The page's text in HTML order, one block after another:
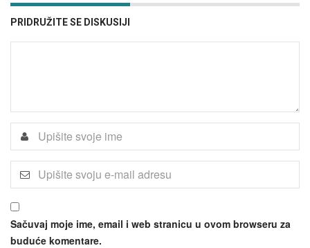
PRIDRUŽITE SE DISKUSIJI
Sačuvaj moje ime, email i web stranicu u ovom browseru za
buduće komentare.